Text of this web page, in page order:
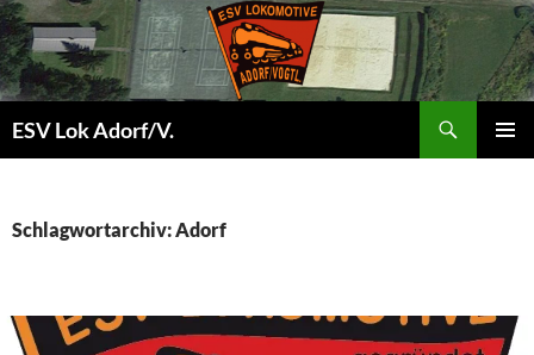
Zum
Inhalt
springen
ESV Lok Adorf/V.
Schlagwortarchiv: Adorf